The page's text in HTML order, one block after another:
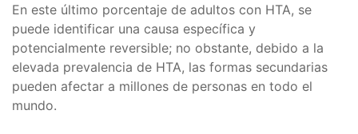
En este último porcentaje de adultos con HTA, se
puede identificar una causa específica y
potencialmente reversible; no obstante, debido a la
elevada prevalencia de HTA, las formas secundarias
pueden afectar a millones de personas en todo el
mundo.